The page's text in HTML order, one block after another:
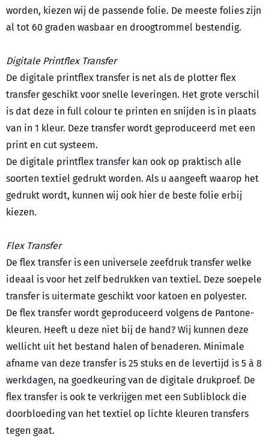
worden, kiezen wij de passende folie. De meeste folies zijn
al tot 60 graden wasbaar en droogtrommel bestendig.
Digitale Printflex Transfer
De digitale printflex transfer is net als de plotter flex
transfer geschikt voor snelle leveringen. Het grote verschil
is dat deze in full colour te printen en snijden is in plaats
van in 1 kleur. Deze transfer wordt geproduceerd met een
print en cut systeem.
De digitale printflex transfer kan ook op praktisch alle
soorten textiel gedrukt worden. Als u aangeeft waarop het
gedrukt wordt, kunnen wij ook hier de beste folie erbij
kiezen.
Flex Transfer
De flex transfer is een universele zeefdruk transfer welke
ideaal is voor het zelf bedrukken van textiel. Deze soepele
transfer is uitermate geschikt voor katoen en polyester.
De flex transfer wordt geproduceerd volgens de Pantone-
kleuren. Heeft u deze niet bij de hand? Wij kunnen deze
wellicht uit het bestand halen of benaderen. Minimale
afname van deze transfer is 25 stuks en de levertijd is 5 à 8
werkdagen, na goedkeuring van de digitale drukproef. De
flex transfer is ook te verkrijgen met een Subliblock die
doorbloeding van het textiel op lichte kleuren transfers
tegen gaat.